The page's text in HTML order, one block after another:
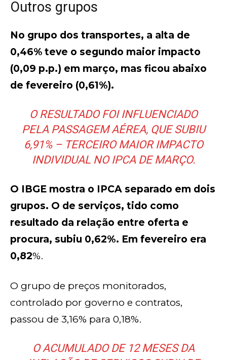
Outros grupos
No grupo dos transportes, a alta de
0,46% teve o segundo maior impacto
(0,09 p.p.) em março, mas ficou abaixo
de fevereiro (0,61%).
O RESULTADO FOI INFLUENCIADO
PELA PASSAGEM AÉREA, QUE SUBIU
6,91% – TERCEIRO MAIOR IMPACTO
INDIVIDUAL NO IPCA DE MARÇO.
O IBGE mostra o IPCA separado em dois
grupos. O de serviços, tido como
resultado da relação entre oferta e
procura, subiu 0,62%. Em fevereiro era
0,82%.
O grupo de preços monitorados,
controlado por governo e contratos,
passou de 3,16% para 0,18%.
O ACUMULADO DE 12 MESES DA